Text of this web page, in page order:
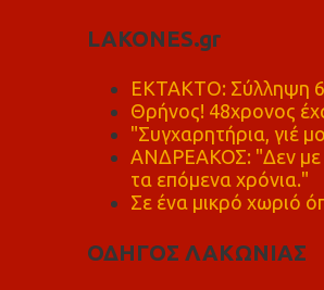
LAKONES.gr
ΕΚΤΑΚΤΟ: Σύλληψη
Θρήνος! 48χρονος
"Συγχαρητήρια, γιέ
ΑΝΔΡΕΑΚΟΣ: "Δεν με
τα επόμενα χρόνια."
Σε ένα μικρό χωριό
ΟΔΗΓΟΣ ΛΑΚΩΝΙΑΣ